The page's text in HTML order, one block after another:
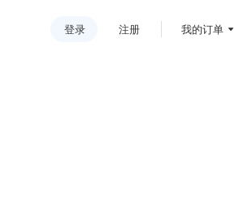
登录 注册 我的订单